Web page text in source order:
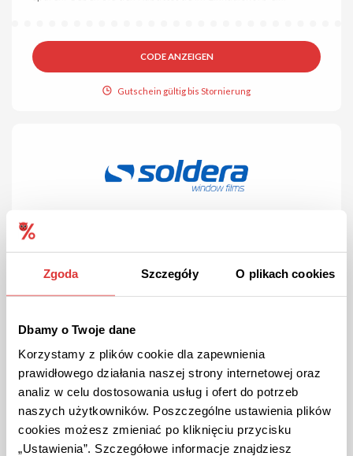
Zgoda Szczegóły O plikach cookies
Dbamy o Twoje dane
Korzystamy z plików cookie dla zapewnienia
prawidłowego działania naszej strony internetowej oraz
analiz w celu dostosowania usług i ofert do potrzeb
naszych użytkowników. Poszczególne ustawienia plików
cookies możesz zmieniać po kliknięciu przycisku
„Ustawienia”. Szczegółowe informacje znajdziesz
CODE ANZEIGEN
Gutschein gültig bis Stornierung
ANGEBOT ANSEHEN
Gutschein gültig bis Stornierung